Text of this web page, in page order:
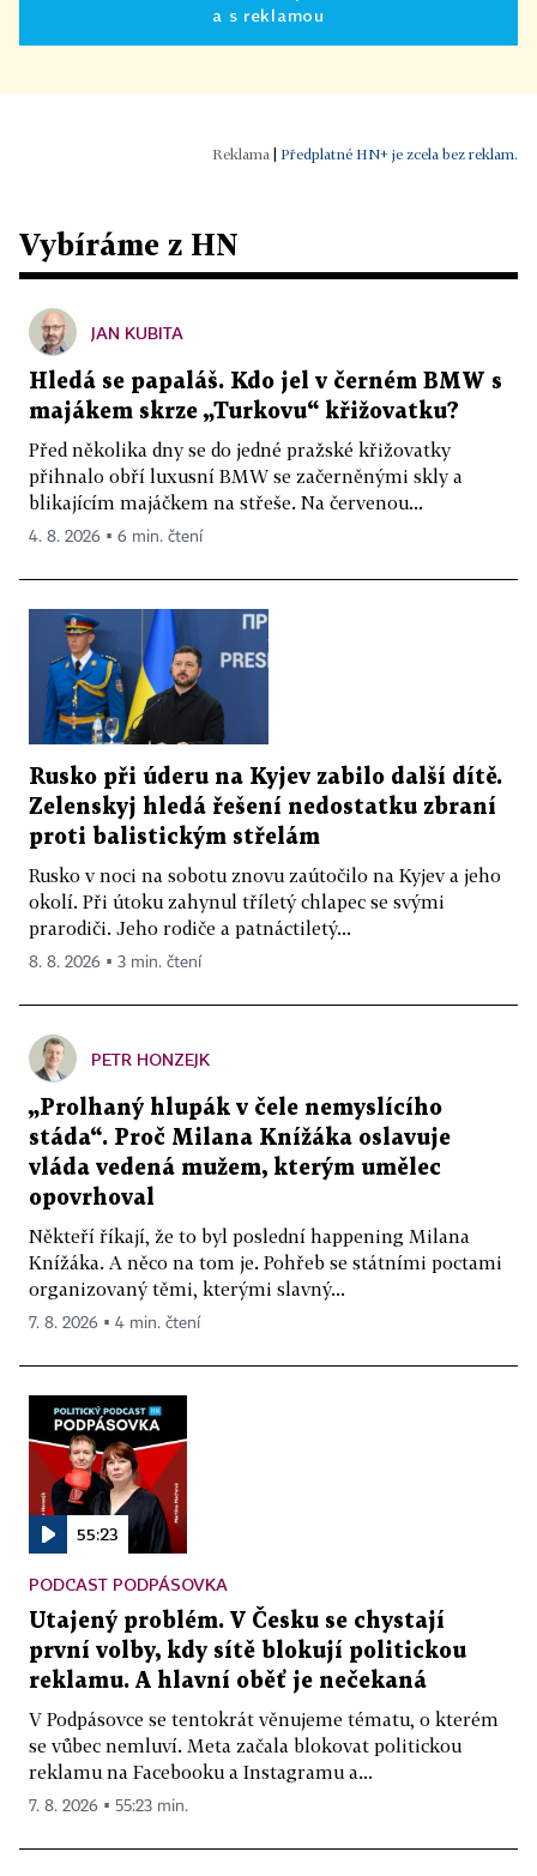
a s reklamou
Předplatné HN+ je zcela bez reklam.
Vybíráme z HN
JAN KUBITA
Hledá se papaláš. Kdo jel v černém BMW s
majákem skrze „Turkovu“ křižovatku?
Před několika dny se do jedné pražské křižovatky
přihnalo obří luxusní BMW se začerněnými skly a
blikajícím majáčkem na střeše. Na červenou...
4. 8. 2026 ▪ 6 min. čtení
Rusko při úderu na Kyjev zabilo další dítě.
Zelenskyj hledá řešení nedostatku zbraní
proti balistickým střelám
Rusko v noci na sobotu znovu zaútočilo na Kyjev a jeho
okolí. Při útoku zahynul tříletý chlapec se svými
prarodiči. Jeho rodiče a patnáctiletý...
8. 8. 2026 ▪ 3 min. čtení
PETR HONZEJK
„Prolhaný hlupák v čele nemyslícího
stáda“. Proč Milana Knížáka oslavuje
vláda vedená mužem, kterým umělec
opovrhoval
Někteří říkají, že to byl poslední happening Milana
Knížáka. A něco na tom je. Pohřeb se státními poctami
organizovaný těmi, kterými slavný...
7. 8. 2026 ▪ 4 min. čtení
55:23
PODCAST PODPÁSOVKA
Utajený problém. V Česku se chystají
první volby, kdy sítě blokují politickou
reklamu. A hlavní oběť je nečekaná
V Podpásovce se tentokrát věnujeme tématu, o kterém
se vůbec nemluví. Meta začala blokovat politickou
reklamu na Facebooku a Instagramu a...
7. 8. 2026 ▪ 55:23 min.